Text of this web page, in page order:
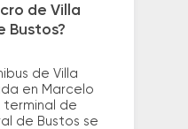
de Villa
Bustos?
de Villa
en Marcelo
terminal de
de Bustos se